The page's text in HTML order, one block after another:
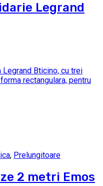
Legrand
Bticino, cu trei
rectangulara, pentru
, Prelungitoare
2 metri Emos